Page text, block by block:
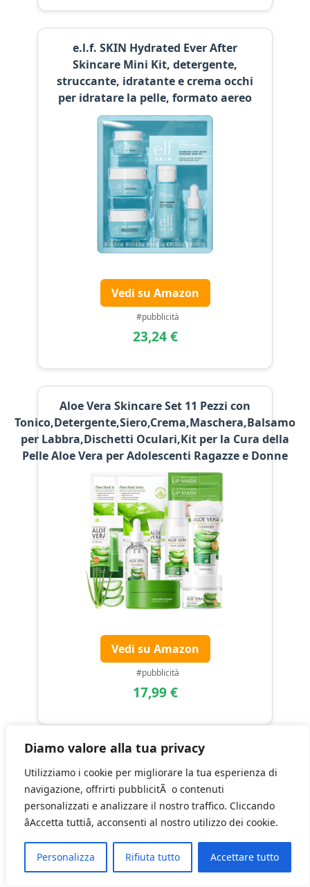
Diamo valore alla tua privacy
Utilizziamo i cookie per migliorare la tua esperienza di
navigazione, offrirti pubblicitÃ o contenuti
personalizzati e analizzare il nostro traffico. Cliccando
âAccetta tuttiâ, acconsenti al nostro utilizzo dei cookie.
Personalizza Rifiuta tutto Accettare tutto
e.l.f. SKIN Hydrated Ever After
Skincare Mini Kit, detergente,
struccante, idratante e crema occhi
per idratare la pelle, formato aereo
Vedi su Amazon
#pubblicità
23,24 €
Aloe Vera Skincare Set 11 Pezzi con
Tonico,Detergente,Siero,Crema,Maschera,Balsamo
per Labbra,Dischetti Oculari,Kit per la Cura della
Pelle Aloe Vera per Adolescenti Ragazze e Donne
Vedi su Amazon
#pubblicità
17,99 €
Completo con Gua Sha, Roller,
Spazzola Detergente, Maschera,
Fascia, Dischetti e Pochette –
Cofanetto Regalo Donna Beauty, Idea
Regalo Compleanno (Rosa)